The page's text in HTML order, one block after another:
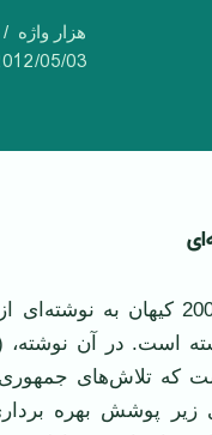
هزار واژه
05/03
ای
دوستی در شماره 23 اکتبر 2003 کيهان
است. در آن نوشته،
که تلاش‌های
پوشش بهره